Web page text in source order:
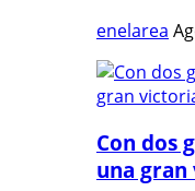
enelarea
Con dos
una